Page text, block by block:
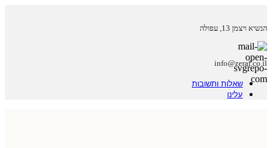
הנשיא ויצמן 13, עפולה
info@zeraf.co.il
שאלות ותשובות
עלינו